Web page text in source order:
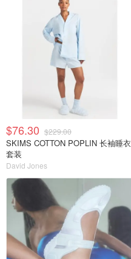
$76.30 $229.00
SKIMS COTTON POPLIN 长袖睡衣
套装
David Jones